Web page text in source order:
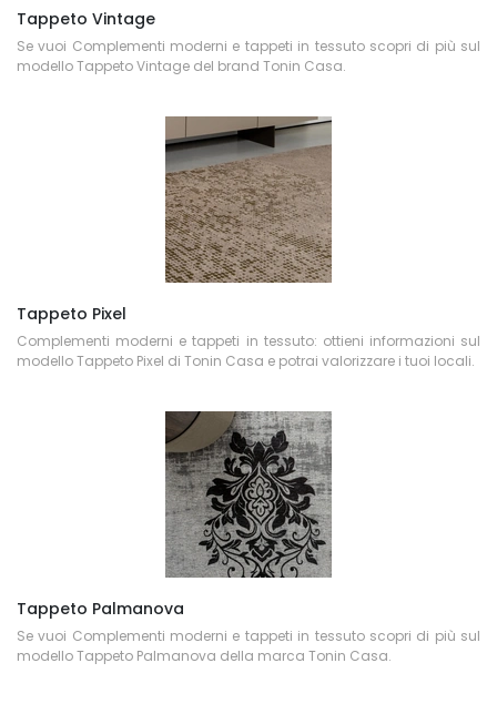
Tappeto Vintage
Se vuoi Complementi moderni e tappeti in tessuto scopri di più sul
modello Tappeto Vintage del brand Tonin Casa.
Tappeto Pixel
Complementi moderni e tappeti in tessuto: ottieni informazioni sul
modello Tappeto Pixel di Tonin Casa e potrai valorizzare i tuoi locali.
Tappeto Palmanova
Se vuoi Complementi moderni e tappeti in tessuto scopri di più sul
modello Tappeto Palmanova della marca Tonin Casa.